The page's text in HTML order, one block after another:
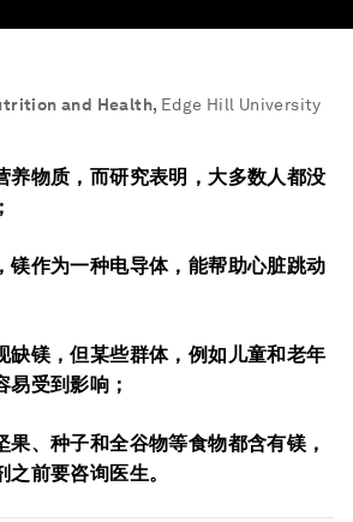
and Health, Edge Hill University
养物质，而研究表明，大多数人都没
镁作为一种电导体，能帮助心脏跳动
缺镁，但某些群体，例如儿童和老年
易受到影响；
果、种子和全谷物等食物都含有镁，
前要咨询医生。